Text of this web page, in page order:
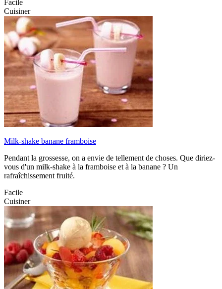
Facile
Cuisiner
Milk-shake banane framboise
Pendant la grossesse, on a envie de tellement de choses. Que diriez-
vous d'un milk-shake à la framboise et à la banane ? Un
rafraîchissement fruité.
Facile
Cuisiner